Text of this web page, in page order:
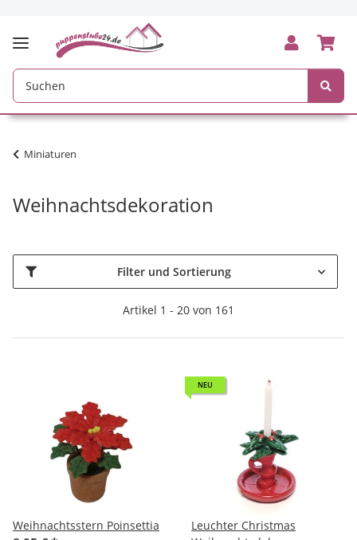
Miniaturen
Weihnachtsdekoration
Filter und Sortierung
Artikel 1 - 20 von 161
Weihnachtsstern Poinsettia
NEU
Leuchter Christmas